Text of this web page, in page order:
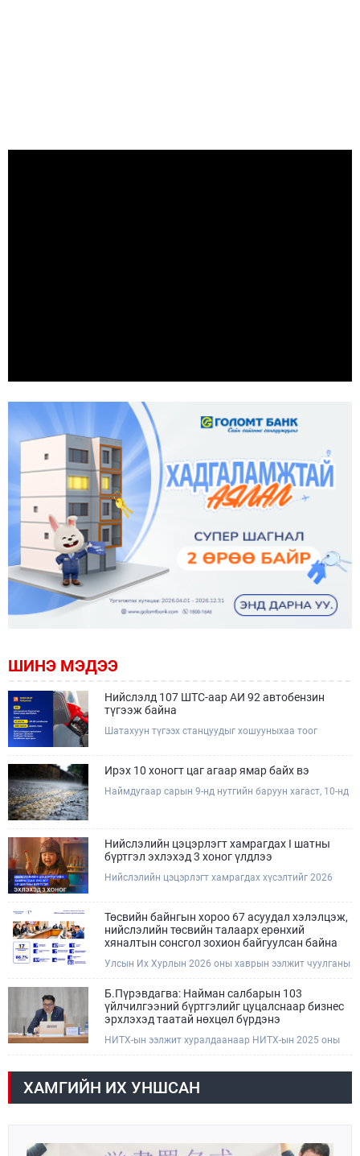
ШИНЭ МЭДЭЭ
Нийслэлд 107 ШТС-аар АИ 92 автобензин
түгээж байна
Шатахуун түгээх станцуудыг хошууныхаа тоог
Ирэх 10 хоногт цаг агаар ямар байх вэ
Наймдугаар сарын 9-нд нутгийн баруун хагаст, 10-нд
Нийслэлийн цэцэрлэгт хамрагдах I шатны
бүртгэл эхлэхэд 3 хоног үлдлээ
Нийслэлийн цэцэрлэгт хамрагдах хүсэлтийг 2026
цахимаар хүлээн авна.Хүүхдээ цэцэрлэгт хамруулах
үйлчилгээг авахдаа дараах зүйлсийг анхаарна уу.
Төсвийн байнгын хороо 67 асуудал хэлэлцэж,
нийслэлийн төсвийн талаарх ерөнхий
хяналтын сонсгол зохион байгуулсан байна
Улсын Их Хурлын 2026 оны хаврын ээлжит чуулганы
асуудлынхаа хүрээнд хууль санаачлагчаас өргөн
мэдүүлсэн хууль, Улсын Их Хурлын бусад
шийдвэрийн төслийг урьдчилан хэлэлцэж санал,
дүгнэлт гарган нэгдсэн хуралдаанд хэлэлцүүлэх,
Улсын Их Хурлын хяналтыг хэрэгжүүлэх, хуульд
хэрэгжүүлэн ажиллажээ.
Б.Пүрэвдагва: Найман салбарын 103
үйлчилгээний бүртгэлийг цуцалснаар бизнес
эрхлэхэд таатай нөхцөл бүрдэнэ
НИТХ-ын ээлжит хуралдаанаар НИТХ-ын 2025 оны
чөлөөллөө.
ХАМГИЙН ИХ УНШСАН